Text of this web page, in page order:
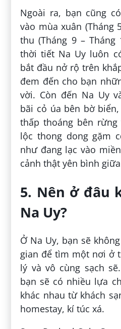
Ngoài ra, bạn cũng
vào mùa xuân (Tháng
thu (Tháng 9 – Tháng
thời tiết Na Uy luôn
bắt đầu nở rộ trên
đem đến cho bạn
vời. Còn đến Na Uy
bãi cỏ úa bên bờ
thấp thoáng bên
lộc thong dong gặm
như đang lạc vào
cảnh thật yên bình
5. Nên ở đâu
Na Uy?
Ở Na Uy, bạn sẽ
gian để tìm một nơi ở
lý và vô cùng sạch
bạn sẽ có nhiều lựa
khác nhau từ khách
homestay, kí túc xá.